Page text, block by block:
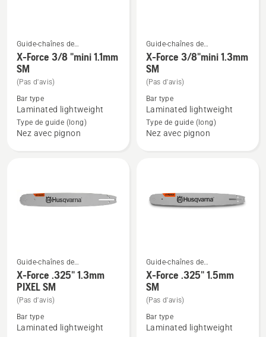
Voir
plus
de
détails
sur
Force
SM
Guide-chaînes de
tronçonneuses
X-Force 3/8 "mini 1.1mm
SM
(Pas d'avis)
Bar type
Laminated lightweight
Type de guide (long)
Nez avec pignon
Voir
plus
de
détails
sur
Force
Guide-chaînes de
tronçonneuses
X-Force 3/8"mini 1.3mm
SM
(Pas d'avis)
Bar type
Laminated lightweight
Type de guide (long)
Nez avec pignon
Voir
plus
de
détails
sur
Guide-chaînes de
tronçonneuses
X-Force .325" 1.3mm
PIXEL SM
(Pas d'avis)
Bar type
Laminated lightweight
Voir
plus
de
détails
sur
Guide-chaînes de
tronçonneuses
X-Force .325" 1.5mm
SM
(Pas d'avis)
Bar type
Laminated lightweight